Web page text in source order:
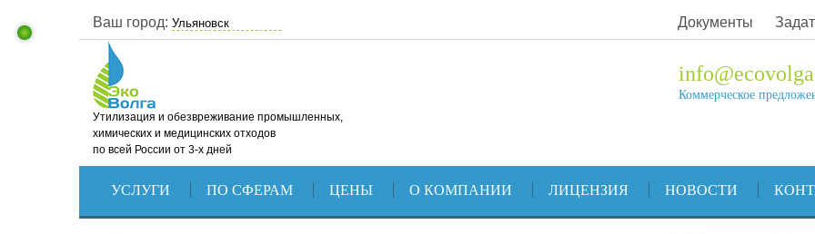
Ваш город: Документы
Утилизация и обезвреживание промышленных,
химических и медицинских отходов
по всей России от 3-х дней
Коммерческое
УСЛУГИ ПО СФЕРАМ ЦЕНЫ О КОМПАНИИ ЛИЦЕНЗИЯ НОВОСТИ